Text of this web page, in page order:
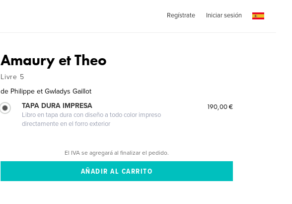
Regístrate Iniciar sesión
Amaury et Theo
Livre 5
de Philippe et Gwladys Gaillot
TAPA DURA IMPRESA
Libro en tapa dura con diseño a todo color impreso
directamente en el forro exterior
190,00 €
El IVA se agregará al finalizar el pedido.